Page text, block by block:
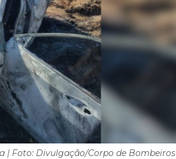
| Foto: Divulgação/Corpo de Bombeiros